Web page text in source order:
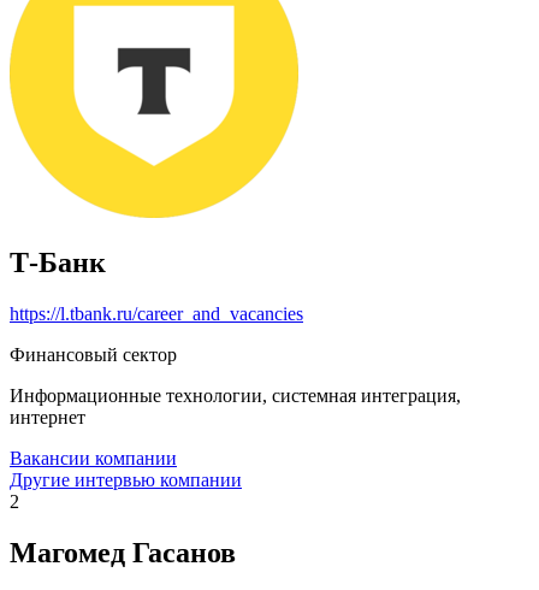
Т-Банк
https://l.tbank.ru/career_and_vacancies
Финансовый сектор
Информационные технологии, системная интеграция,
интернет
Вакансии компании
Другие интервью компании
2
Магомед Гасанов